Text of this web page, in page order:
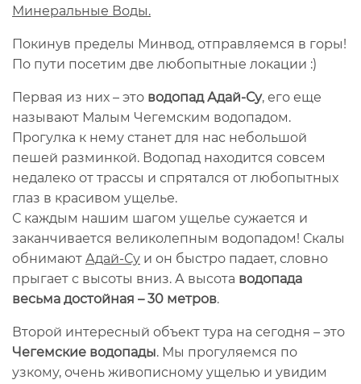
Минеральные Воды.
Покинув пределы Минвод, отправляемся в горы!
По пути посетим две любопытные локации :)
Первая из них – это водопад Адай-Су, его еще
называют Малым Чегемским водопадом.
Прогулка к нему станет для нас небольшой
пешей разминкой. Водопад находится совсем
недалеко от трассы и спрятался от любопытных
глаз в красивом ущелье.
С каждым нашим шагом ущелье сужается и
заканчивается великолепным водопадом! Скалы
обнимают Адай-Су и он быстро падает, словно
прыгает с высоты вниз. А высота водопада
весьма достойная – 30 метров.
Второй интересный объект тура на сегодня – это
Чегемские водопады. Мы прогуляемся по
узкому, очень живописному ущелью и увидим